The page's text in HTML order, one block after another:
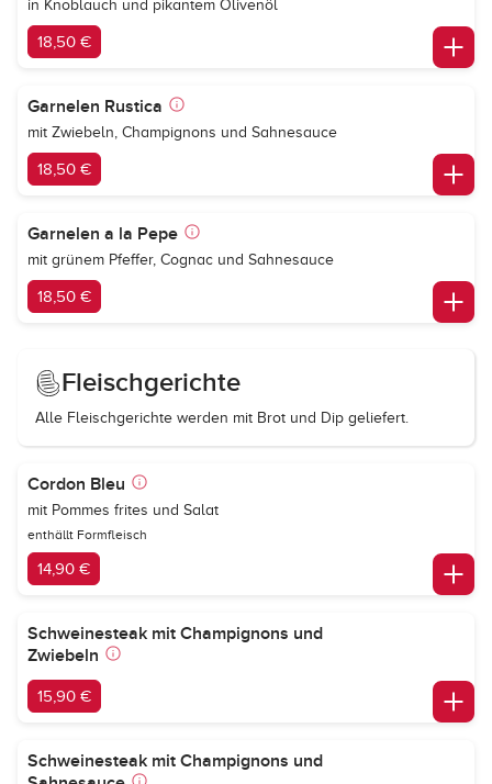
in Knoblauch und pikantem Olivenöl
18,50 €
Garnelen Rustica
mit Zwiebeln, Champignons und Sahnesauce
18,50 €
Garnelen a la Pepe
mit grünem Pfeffer, Cognac und Sahnesauce
18,50 €
Fleischgerichte
Alle Fleischgerichte werden mit Brot und Dip geliefert.
Cordon Bleu
mit Pommes frites und Salat
enthällt Formfleisch
14,90 €
Schweinesteak mit Champignons und
Zwiebeln
15,90 €
Schweinesteak mit Champignons und